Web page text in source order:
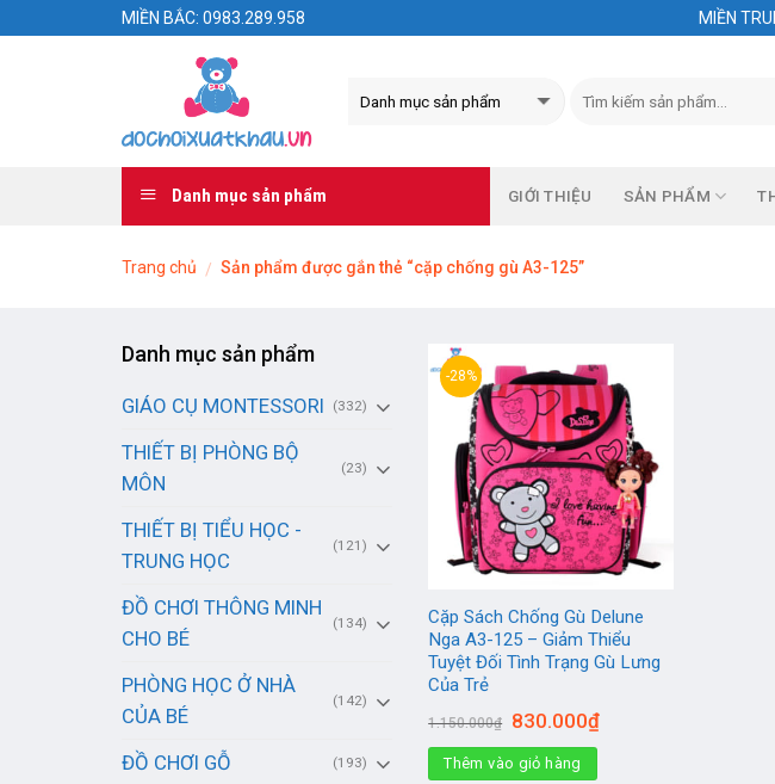
MIỀN BẮC: 0983.289.958 MIỀN
Danh mục sản phẩm GIỚI THIỆU SẢN PHẨM
Trang chủ / Sản phẩm được gắn thẻ “cặp chống gù A3-125”
Danh mục sản phẩm
GIÁO CỤ MONTESSORI (332)
THIẾT BỊ PHÒNG BỘ
MÔN
(23)
THIẾT BỊ TIỂU HỌC -
TRUNG HỌC
(121)
ĐỒ CHƠI THÔNG MINH
CHO BÉ
(134)
PHÒNG HỌC Ở NHÀ
CỦA BÉ
(142)
ĐỒ CHƠI GỖ (193)
-28%
Cặp Sách Chống Gù Delune
Nga A3-125 – Giảm Thiểu
Tuyệt Đối Tình Trạng Gù Lưng
Của Trẻ
1.150.000₫
Giá
là:
1.150.000₫.
830.000₫Giá
hiện
Thêm vào giỏ hàng